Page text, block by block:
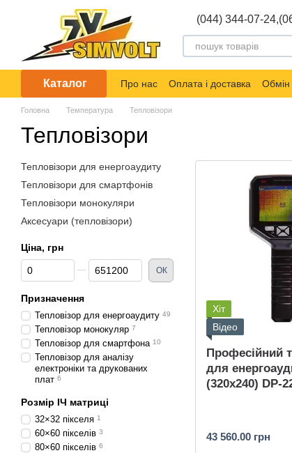
Перейти до основного контенту
(044) 344-07-24,
Каталог Про нас Оплата і доставка Обмін
Головна Температура Тепловізори
Тепловізори
Хіт
Відео
Професійний
для
(320x240) DP-
43 560.00 грн
Тепловізори для енергоаудиту
Тепловізори для смартфонів
Тепловізори монокуляри
Аксесуари (тепловізори)
Ціна, грн
Від Ціна, грн
До Ціна, грн ОК
Призначення
Тепловізор для енергоаудиту 49
Тепловізор монокуляр 7
Тепловізор для смартфона 10
Тепловізор для аналізу
електроніки та друкованих
плат 6
Розмір ІЧ матриці
32×32 пікселя 1
60×60 пікселів 3
80×60 пікселів 6